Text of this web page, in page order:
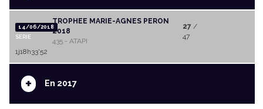
14/06/2018
SERIE
TROPHEE MARIE-AGNES PERON
2018
435 - ATAPI
27 /
47
1j18h33'52
+ En 2017